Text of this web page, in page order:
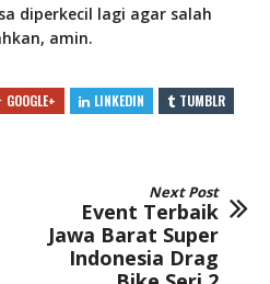
diperkecil lagi agar salah
amin.
GOOGLE+ LINKEDIN
TUMBLR
Next Post
Event Terbaik
Jawa Barat Super
Indonesia Drag